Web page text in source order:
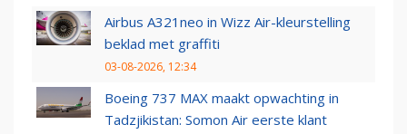
Airbus A321neo in Wizz Air-kleurstelling
beklad met graffiti
03-08-2026, 12:34
Boeing 737 MAX maakt opwachting in
Tadzjikistan: Somon Air eerste klant